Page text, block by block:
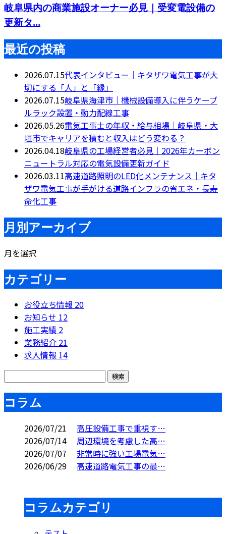
岐阜県内の商業施設オーナー必見｜受変電設備の
更新タ...
最近の投稿
2026.07.15代表インタビュー｜キタザワ電気工事が大
切にする「人」と「縁」
2026.07.15岐阜県海津市｜機械設備導入に伴うケーブ
ルラック設置・動力配線工事
2026.05.26電気工事士の年収・給与相場｜岐阜県・大
垣市でキャリアを積むと収入はどう変わる？
2026.04.18岐阜県の工場経営者必見｜2026年カーボン
ニュートラル対応の電気設備更新ガイド
2026.03.11高速道路照明のLED化メンテナンス｜キタ
ザワ電気工事が手がける道路インフラの省エネ・長寿
命化工事
月別アーカイブ
月を選択
カテゴリー
お役立ち情報 20
お知らせ 12
施工実績 2
業務紹介 21
求人情報 14
コラム
2026/07/21
高圧設備工事で重視す…
2026/07/14
周辺環境を考慮した高…
2026/07/07
非常時に強い工場電気…
2026/06/29
高速道路電気工事の最…
コラムカテゴリ